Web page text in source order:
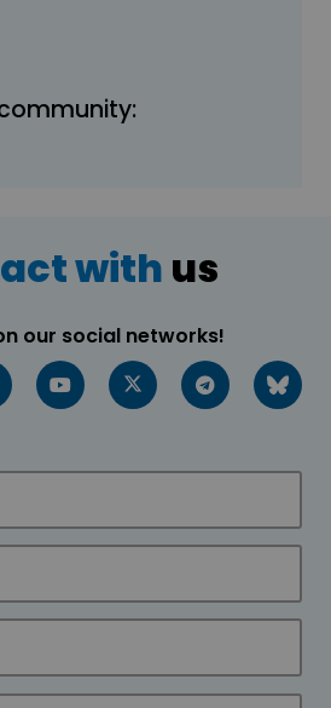
with us
our social networks!